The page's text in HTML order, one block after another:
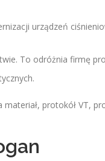
urządzeń
To odróżnia firmę
protokół VT,